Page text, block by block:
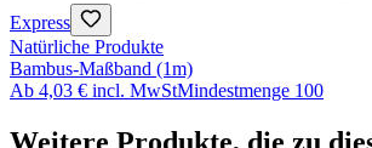
Express
Natürliche Produkte
Bambus-Maßband (1m)
Ab 4,03 € incl. MwStMindestmenge 100
Weitere Produkte, die zu